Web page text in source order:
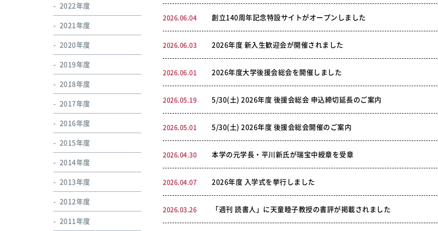
2026.06.04 創立140周年記念特設サイトがオープンしました
2026.06.03 2026年度 新入生歓迎会が開催されました
2026.06.01 2026年度大学後援会総会を開催しました
2026.05.19 5/30(土) 2026年度 後援会総会 申込締切延長のご案内
2026.05.01 5/30(土) 2026年度 後援会総会開催のご案内
2026.04.30 本学の元学長・平川新氏が瑞宝中綬章を受章
2026.04.07 2026年度 入学式を挙行しました
2026.03.26 「週刊 読書人」に天童睦子教授の書評が掲載されました
2022年度
2021年度
2020年度
2019年度
2018年度
2017年度
2016年度
2015年度
2014年度
2013年度
2012年度
2011年度